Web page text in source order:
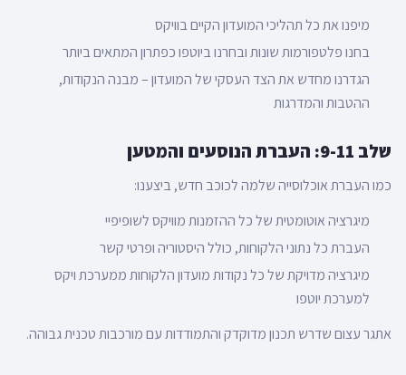
מיפנו את כל תהליכי המועדון הקיים בוויקס
בחנו פלטפורמות שונות ובחרנו ביוטפו כפתרון המתאים ביותר
הגדרנו מחדש את הצד העסקי של המועדון – מבנה הנקודות,
ההטבות והמדרגות
שלב 9-11: העברת הנוסעים והמטען
כמו העברת אוכלוסייה שלמה לכוכב חדש, ביצענו:
מיגרציה אוטומטית של כל ההזמנות מוויקס לשופיפיי
העברת כל נתוני הלקוחות, כולל היסטוריה ופרטי קשר
מיגרציה מדויקת של כל נקודות מועדון הלקוחות ממערכת ויקס
למערכת יוטפו
אתגר עצום שדרש תכנון מדוקדק והתמודדות עם מורכבות טכנית גבוהה.